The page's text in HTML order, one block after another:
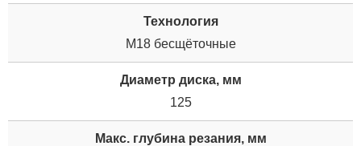
Технология
M18 бесщёточные
Диаметр диска, мм
125
Макс. глубина резания, мм